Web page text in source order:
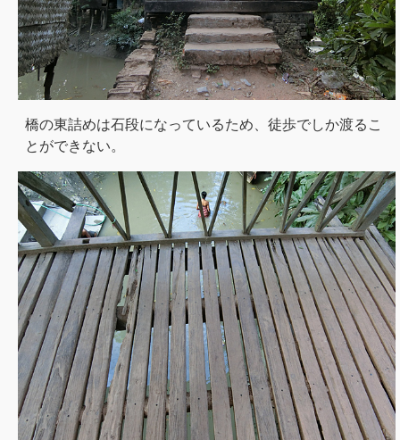
橋の東詰めは石段になっているため、徒歩でしか渡るこ
とができない。